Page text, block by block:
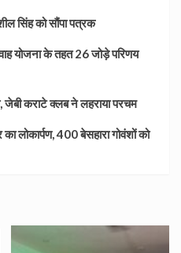
सिंह को सौंपा पत्रक
योजना के तहत 26 जोड़े परिणय
जेबी कराटे क्लब ने लहराया परचम
लोकार्पण, 400 बेसहारा गोवंशों को